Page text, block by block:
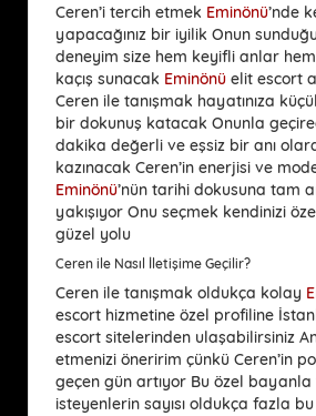
Ceren’i tercih etmek Eminönü’nde
yapacağınız bir iyilik Onun
deneyim size hem keyifli anlar
kaçış sunacak Eminönü elit escort
Ceren ile tanışmak hayatınıza
bir dokunuş katacak Onunla
dakika değerli ve eşsiz bir anı
kazınacak Ceren’in enerjisi ve
Eminönü’nün tarihi dokusuna tam
yakışıyor Onu seçmek kendinizi
güzel yolu
Ceren ile Nasıl İletişime Geçilir?
Ceren ile tanışmak oldukça kolay
escort hizmetine özel profiline
escort sitelerinden ulaşabilirsiniz
etmenizi öneririm çünkü Ceren’in
geçen gün artıyor Bu özel bayanla
isteyenlerin sayısı oldukça fazla